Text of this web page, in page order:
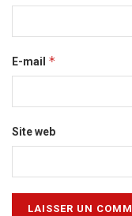
E-mail *
Site web